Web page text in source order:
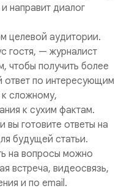
направит диалог
целевой аудитории.
гостя, — журналист
чтобы получить более
ответ по интересующим
сложному,
к сухим фактам.
готовите ответы на
будущей статьи.
на вопросы можно
встреча, видеосвязь,
и по email.